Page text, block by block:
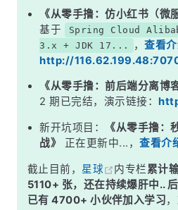
面试高频追问
常见面试变体
总结
《从零手撸：仿小红书（微
基于
Spring Cloud
3.x + JDK 17...
，查看
http://
《从零手撸：前后端分离博
2 期已完结，演示链接：
新开坑项目：
《从零手撸：
战》
正在更新中...，查看介
截止目前， 星球 内专栏累计
5110+ 张，还在持续爆肝中..
已有 4700+ 小伙伴加入学习